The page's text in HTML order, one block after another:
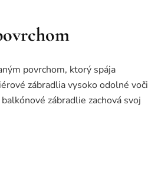
povrchom, ktorý spája
zábradlia vysoko odolné voči
zábradlie zachová svoj